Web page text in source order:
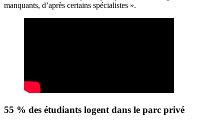
manquants, d’après certains spécialistes ».
55 % des étudiants logent dans le parc privé